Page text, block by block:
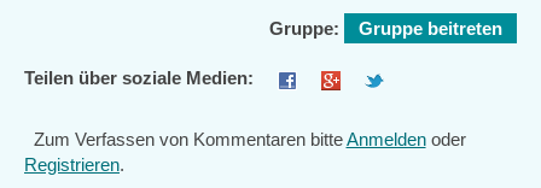
Gruppe: Gruppe beitreten
Teilen über soziale Medien:
Zum Verfassen von Kommentaren bitteAnmeldenoder
Registrieren.